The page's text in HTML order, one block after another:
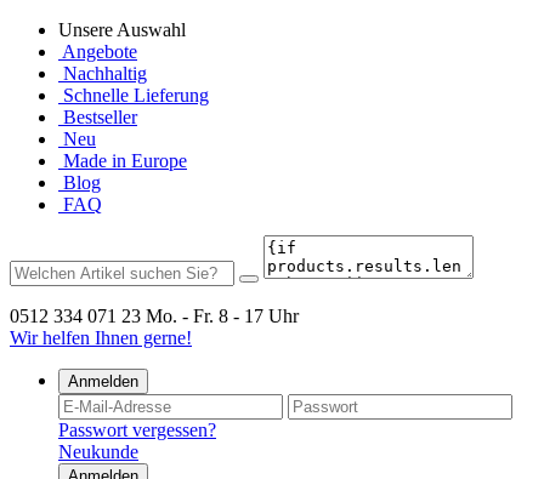
Unsere Auswahl
Angebote
Nachhaltig
Schnelle Lieferung
Bestseller
Neu
Made in Europe
Blog
FAQ
0512 334 071 23 Mo. - Fr. 8 - 17 Uhr
Wir helfen Ihnen gerne!
Anmelden
Passwort vergessen?
Neukunde